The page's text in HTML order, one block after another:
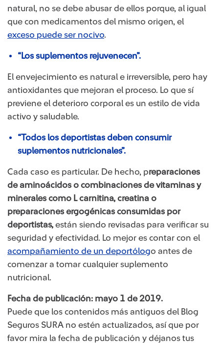
natural, no se debe abusar de ellos porque, al igual
que con medicamentos del mismo origen, el
exceso puede ser nocivo​.
“Los suplementos rejuvenecen”.
El envejecimiento es natural e irreversible, pero hay
antioxidantes que mejoran el proceso. Lo que sí
previene el deterioro corporal es un estilo de vida
activo y saludable.
“Todos los deportistas deben consumir
suplementos nutricionales”.
Cada caso es particular. De hecho, preparaciones
de aminoácidos o combinaciones de vitaminas y
minerales como L carnitina, creatina o
preparaciones ergogénicas consumidas por
deportistas, están siendo revisadas para verificar su
seguridad y efectividad. Lo mejor es contar con el
acompañamiento de un deportólogo​ antes de
comenzar a tomar cualquier suplemento
nutricional.
Fecha de publicación: mayo 1 de 2019.
Puede que los contenidos más antiguos del Blog
Seguros SURA no estén actualizados, así que por
favor mira la fecha de publicación y déjanos tus